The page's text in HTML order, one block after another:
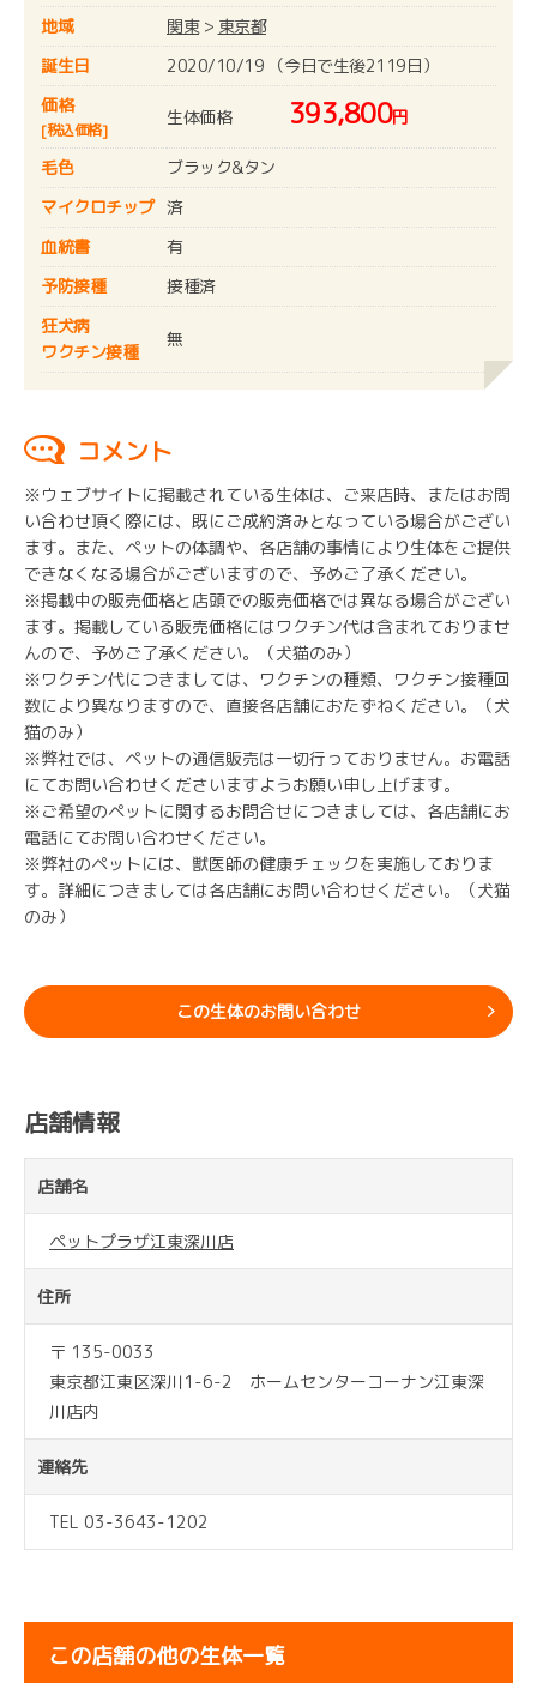
地域
関東> 東京都
誕生日
2020/10/19 （今日で生後2119日）
価格
[税込価格]
生体価格 393,800円
毛色
ブラック&タン
マイクロチップ 済
血統書
有
予防接種
接種済
狂犬病
ワクチン接種
無
コメント
※ウェブサイトに掲載されている生体は、ご来店時、またはお問
い合わせ頂く際には、既にご成約済みとなっている場合がござい
ます。また、ペットの体調や、各店舗の事情により生体をご提供
できなくなる場合がございますので、予めご了承ください。
※掲載中の販売価格と店頭での販売価格では異なる場合がござい
ます。掲載している販売価格にはワクチン代は含まれておりませ
んので、予めご了承ください。（犬猫のみ）
※ワクチン代につきましては、ワクチンの種類、ワクチン接種回
数により異なりますので、直接各店舗におたずねください。（犬
猫のみ）
※弊社では、ペットの通信販売は一切行っておりません。お電話
にてお問い合わせくださいますようお願い申し上げます。
※ご希望のペットに関するお問合せにつきましては、各店舗にお
電話にてお問い合わせください。
※弊社のペットには、獣医師の健康チェックを実施しておりま
す。詳細につきましては各店舗にお問い合わせください。（犬猫
のみ）
この生体のお問い合わせ
店舗情報
店舗名
ペットプラザ江東深川店
住所
〒 135-0033
東京都江東区深川1-6-2 ホームセンターコーナン江東深
川店内
連絡先
TEL 03-3643-1202
この店舗の他の生体一覧